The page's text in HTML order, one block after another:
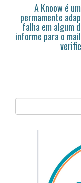
A Knoow é
permamente
falha em algum
informe para o mail